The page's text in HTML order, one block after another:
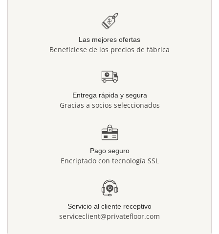
Las mejores ofertas
Benefíciese de los precios de fábrica
Entrega rápida y segura
Gracias a socios seleccionados
Pago seguro
Encriptado con tecnología SSL
Servicio al cliente receptivo
serviceclient@privatefloor.com